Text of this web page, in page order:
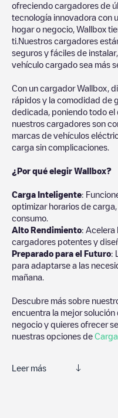
ofreciendo cargadores de
tecnología innovadora con
hogar o negocio, Wallbox
ti.Nuestros cargadores
seguros y fáciles de
vehículo cargado sea más
Con un cargador Wallbox,
rápidos y la comodidad de
dedicada, poniendo todo el
nuestros cargadores son
marcas de vehículos
carga sin complicaciones.
¿Por qué elegir Wallbox?
Carga Inteligente:
optimizar horarios de
consumo.
Alto Rendimiento: Acelera
cargadores potentes y
Preparado para el Futuro:
para adaptarse a las
mañana.
Descubre más sobre
encuentra la mejor solución
negocio y quieres ofrecer
nuestras opciones de
Leer más